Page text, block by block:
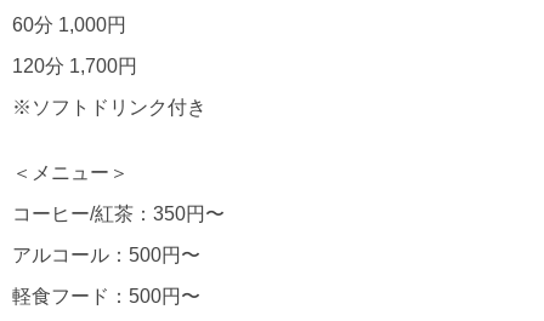
60分 1,000円
120分 1,700円
※ソフトドリンク付き
＜メニュー＞
コーヒー/紅茶：350円〜
アルコール：500円〜
軽食フード：500円〜